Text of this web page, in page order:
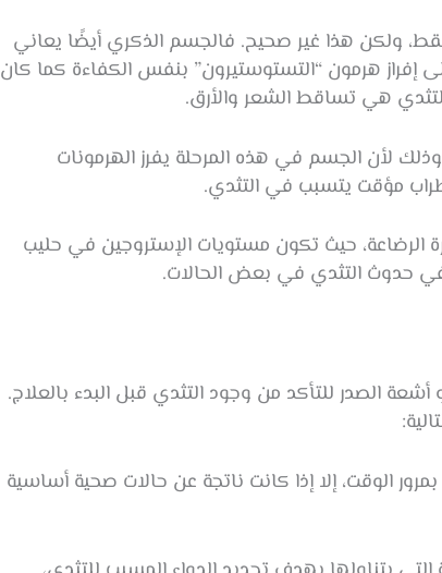
ولكن هذا غير صحيح. فالجسم الذكري أيضًا يعاني
إفراز هرمون “التستوستيرون” بنفس الكفاءة كما كان
هي تساقط الشعر والأرق.
لأن الجسم في هذه المرحلة يفرز الهرمونات
مؤقت يتسبب في التثدي.
الرضاعة، حيث تكون مستويات الإستروجين في حليب
حدوث التثدي في بعض الحالات.
الصدر للتأكد من وجود التثدي قبل البدء بالعلاج.
الوقت، إلا إذا كانت ناتجة عن حالات صحية أساسية